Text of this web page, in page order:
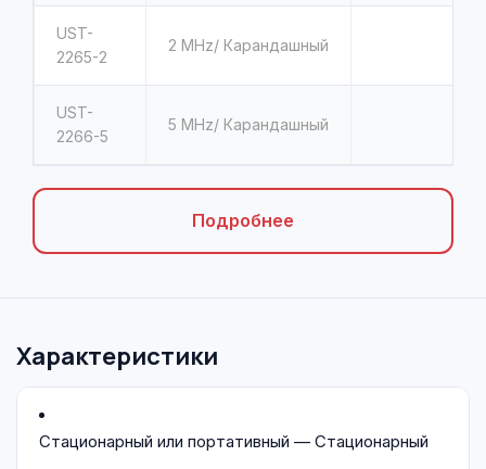
UST-
2265-2
2 MHz/ Карандашный
UST-
2266-5
5 MHz/ Карандашный
Подробнее
Характеристики
Стационарный или портативный — Стационарный